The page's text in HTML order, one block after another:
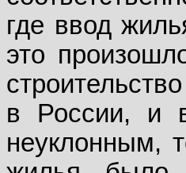
где ввод
это
в России, и
неуклонным,